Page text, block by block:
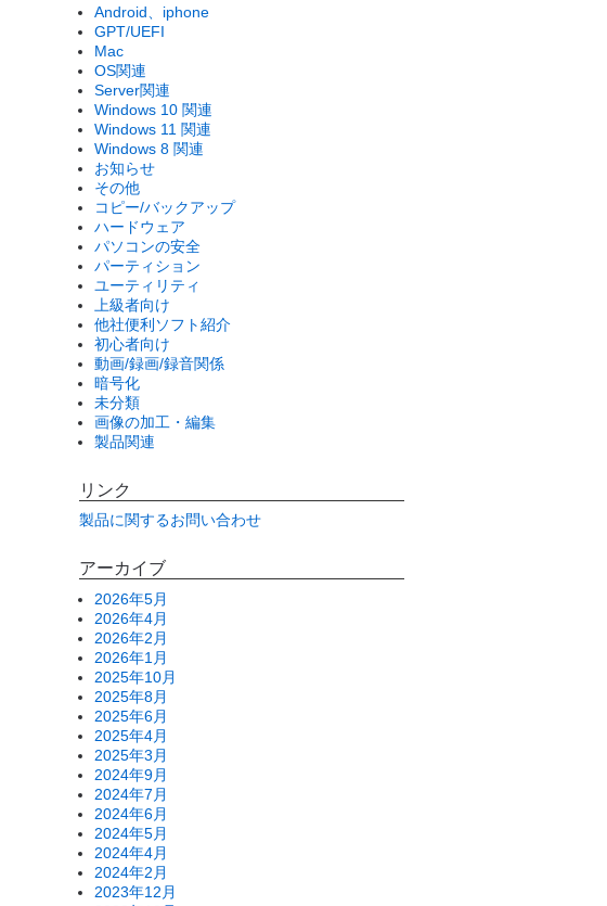
Android、iphone
GPT/UEFI
Mac
OS関連
Server関連
Windows 10 関連
Windows 11 関連
Windows 8 関連
お知らせ
その他
コピー/バックアップ
ハードウェア
パソコンの安全
パーティション
ユーティリティ
上級者向け
他社便利ソフト紹介
初心者向け
動画/録画/録音関係
暗号化
未分類
画像の加工・編集
製品関連
リンク
製品に関するお問い合わせ
アーカイブ
2026年5月
2026年4月
2026年2月
2026年1月
2025年10月
2025年8月
2025年6月
2025年4月
2025年3月
2024年9月
2024年7月
2024年6月
2024年5月
2024年4月
2024年2月
2023年12月